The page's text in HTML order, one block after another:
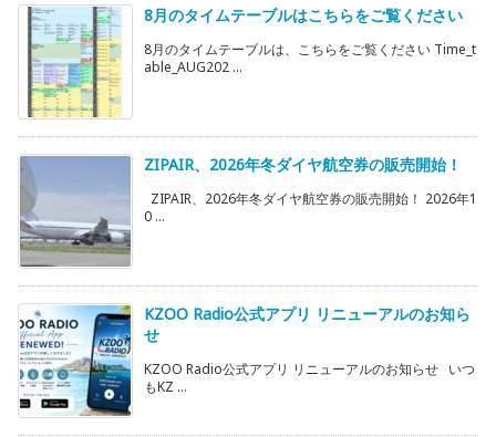
8月のタイムテーブルはこちらをご覧ください
8月のタイムテーブルは、こちらをご覧ください Time_t
able_AUG202 ...
ZIPAIR、2026年冬ダイヤ航空券の販売開始！
ZIPAIR、2026年冬ダイヤ航空券の販売開始！ 2026年1
0 ...
KZOO Radio公式アプリ リニューアルのお知ら
せ
KZOO Radio公式アプリ リニューアルのお知らせ いつ
もKZ ...